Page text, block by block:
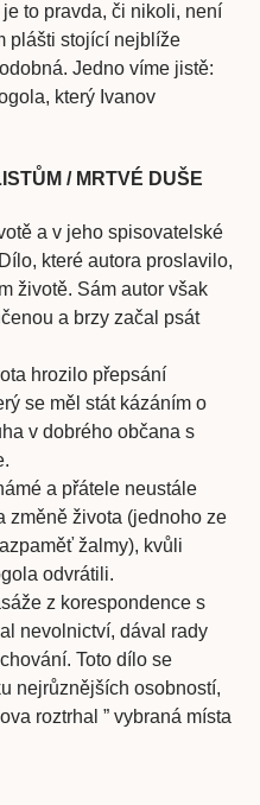
to pravda, či nikoli, není
plášti stojící nejblíže
Jedno víme jistě:
který Ivanov
/ MRTVÉ DUŠE
a v jeho spisovatelské
které autora proslavilo,
životě. Sám autor však
a brzy začal psát
hrozilo přepsání
se měl stát kázáním o
v dobrého občana s
a přátele neustále
změně života (jednoho ze
žalmy), kvůli
odvrátili.
z korespondence s
nevolnictví, dával rady
Toto dílo se
nejrůznějších osobností,
roztrhal ” vybraná místa